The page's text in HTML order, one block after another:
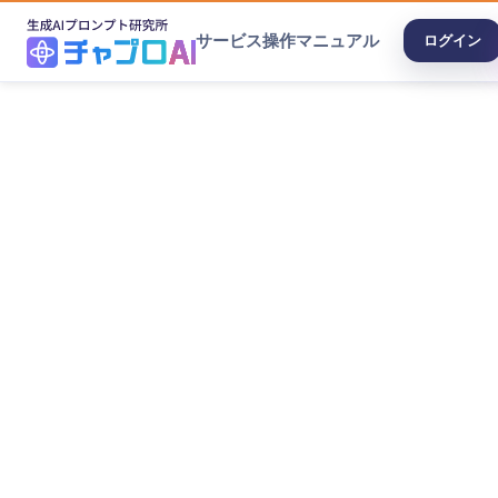
サービス操作マニュアル ログイン